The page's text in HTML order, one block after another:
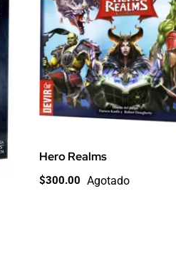
Hero Realms
$300.00 Agotado